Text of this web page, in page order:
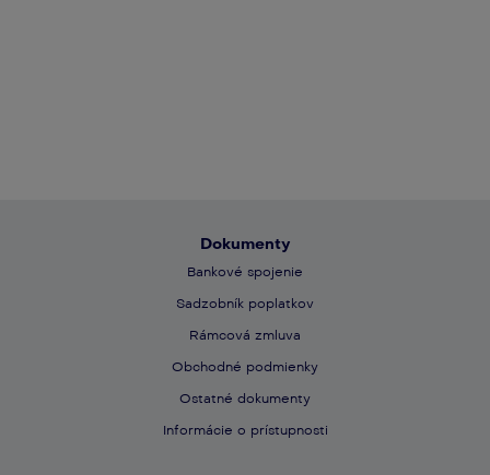
Dokumenty
Bankové spojenie
​​Sadzobník poplatkov​
​​Rámcová zmluva
​​Obchodné podmienky
Ostatné dokumenty
Informácie o prístupnosti